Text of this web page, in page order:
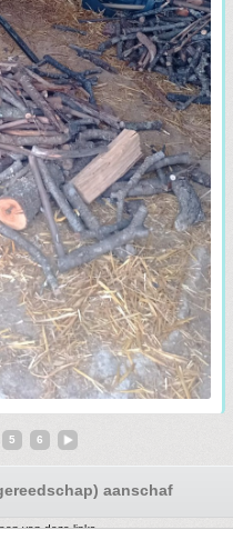
5 6
aanschaf ! Deel
van deze links